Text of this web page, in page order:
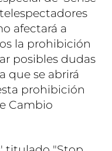
afectará a
la prohibición
posibles dudas
que se abrirá
prohibición
Cambio